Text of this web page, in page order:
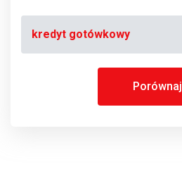
kredyt gotówkowy
Porównaj